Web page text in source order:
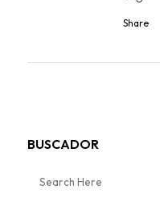
Share
BUSCADOR